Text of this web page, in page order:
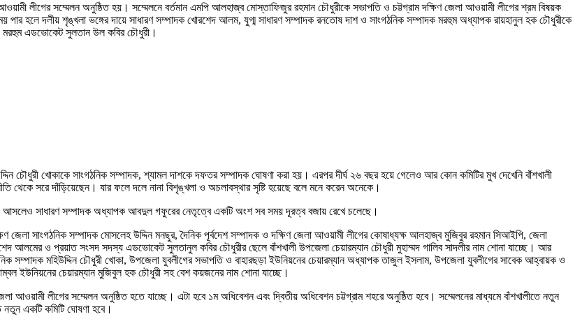
লীগের সম্মেলন অনুষ্ঠিত হয়। সম্মেলনে বর্তমান এমপি আলহাজ্ব মোস্তাফিজুর রহমান চৌধুরীকে সভাপতি ও চট্টগ্রাম দক্ষিণ জেলা আওয়ামী লীগের শ্রম বিষয়ক
হলে দলীয় শৃঙ্খলা ভঙ্গের দায়ে সাধারণ সম্পাদক খোরশেদ আলম, যুগ্ম সাধারণ সম্পাদক রনতোষ দাশ ও সাংগঠনিক সম্পাদক মরহুম অধ্যাপক রায়হানুল হক চৌধুরীকে
মরহুম এডভোকেট সুলতান উল কবির চৌধুরী।
চৌধুরী খোকাকে সাংগঠনিক সম্পাদক, শ্যামল দাশকে দফতর সম্পাদক ঘোষণা করা হয়। এরপর দীর্ঘ ২৬ বছর হয়ে গেলেও আর কোন কমিটির মুখ দেখেনি বাঁশখালী
সরে দাঁড়িয়েছেন। যার ফলে দলে নানা বিশৃঙ্খলা ও অচলাবস্থার সৃষ্টি হয়েছে বলে মনে করেন অনেকে।
আসলেও সাধারণ সম্পাদক অধ্যাপক আবদুল গফুরের নেতৃত্বে একটি অংশ সব সময় দূরত্ব বজায় রেখে চলেছে।
জেলা সাংগঠনিক সম্পাদক মোসলেহ উদ্দিন মনছুর, দৈনিক পূর্বদেশ সম্পাদক ও দক্ষিণ জেলা আওয়ামী লীগের কোষাধ্যক্ষ আলহাজ্ব মুজিবুর রহমান সিআইপি, জেলা
আলমের ও প্রয়াত সংসদ সদস্য এডভোকেট সুলতানুল কবির চৌধুরীর ছেলে বাঁশখালী উপজেলা চেয়ারম্যান চৌধুরী মুহাম্মদ গালিব সাদলীর নাম শোনা যাচ্ছে। আর
সম্পাদক মহিউদ্দিন চৌধুরী খোকা, উপজেলা যুবলীগের সভাপতি ও বাহারছড়া ইউনিয়নের চেয়ারম্যান অধ্যাপক তাজুল ইসলাম, উপজেলা যুবলীগের সাবেক আহ্বায়ক ও
ইউনিয়নের চেয়ারম্যান মুজিবুল হক চৌধুরী সহ বেশ কয়জনের নাম শোনা যাচ্ছে।
আওয়ামী লীগের সম্মেলন অনুষ্ঠিত হতে যাচ্ছে। এটা হবে ১ম অধিবেশন এবং দ্বিতীয় অধিবেশন চট্টগ্রাম শহরে অনুষ্ঠিত হবে। সম্মেলনের মাধ্যমে বাঁশখালীতে নতুন
একটি কমিটি ঘোষণা হবে।